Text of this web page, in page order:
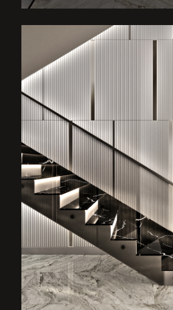
Мастер-гардеробная сочетает в себе те же
оттенки спальни, остров обтянут голубым
нубуком, стеклянные фасады на модулях,
чтобы предотвратить оседание пыли на вещи, три
фасада с зеркальным напылением, банкетка
для удобства и большой ковер.
ГАРДЕРОБ